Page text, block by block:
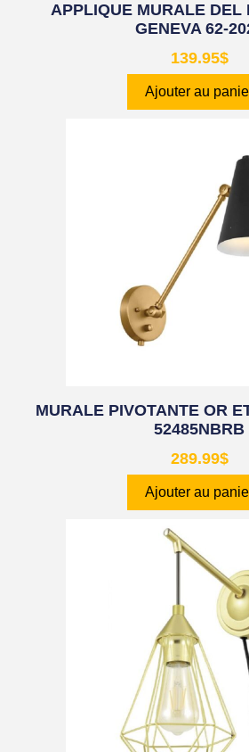
APPLIQUE MURALE DEL
GENEVA 62-
139.95$
Ajouter au
MURALE PIVOTANTE OR
52485NBRB
289.99$
Ajouter au